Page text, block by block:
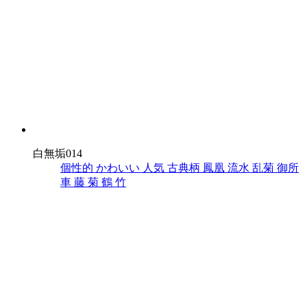
白無垢014
個性的 かわいい 人気 古典柄 鳳凰 流水 乱菊 御所
車 藤 菊 鶴 竹